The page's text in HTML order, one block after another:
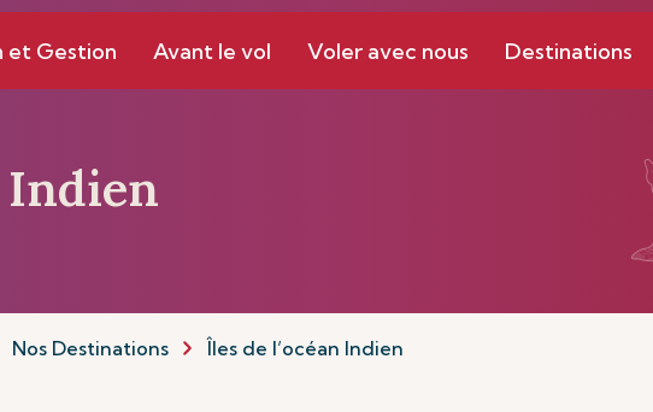
et Gestion Avant le vol Voler avec nous Destinations
Indien
Nos Destinations Îles de l’océan Indien